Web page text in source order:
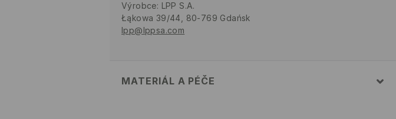
Výrobce: LPP S.A.
Łąkowa 39/44, 80-769 Gdańsk
lpp@lppsa.com
MATERIÁL A PÉČE